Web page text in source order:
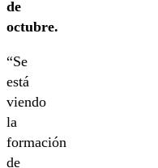
de
octubre.
“Se
está
viendo
la
formación
de